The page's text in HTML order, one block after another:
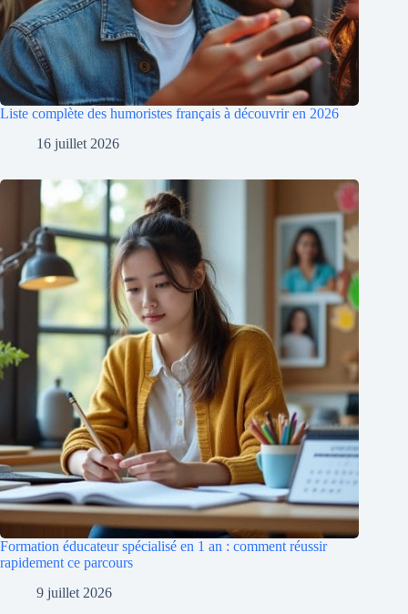
Liste complète des humoristes français à découvrir en 2026
16 juillet 2026
Formation éducateur spécialisé en 1 an : comment réussir
rapidement ce parcours
9 juillet 2026